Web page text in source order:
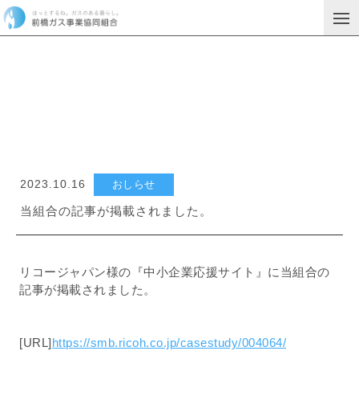
2023.10.16 おしらせ
当組合の記事が掲載されました。
リコージャパン様の『中小企業応援サイト』に当組合の
記事が掲載されました。
[URL]https://smb.ricoh.co.jp/casestudy/004064/